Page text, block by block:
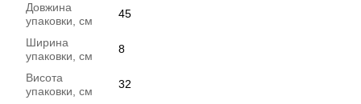
Довжина
упаковки, см
45
Ширина
упаковки, см
8
Висота
упаковки, см
32